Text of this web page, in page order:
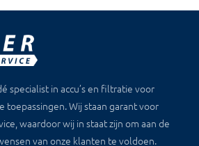
specialist in accu’s en filtratie voor
toepassingen. Wij staan garant voor
waardoor wij in staat zijn om aan de
van onze klanten te voldoen.